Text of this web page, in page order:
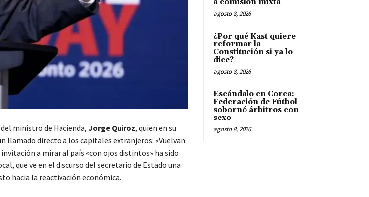
ministro de Hacienda,Jorge Quiroz, quien en su
llamado directo a los capitales extranjeros: «Vuelvan
a mirar al país «con ojos distintos» ha sido
que ve en el discurso del secretario de Estado una
hacia la reactivación económica.
a comisión mixta
agosto 8, 2026
¿Por qué Kast quiere
reformar la
Constitución si ya lo
dice?
agosto 8, 2026
Escándalo en Corea:
Federación de Fútbol
sobornó árbitros con
sexo
agosto 8, 2026